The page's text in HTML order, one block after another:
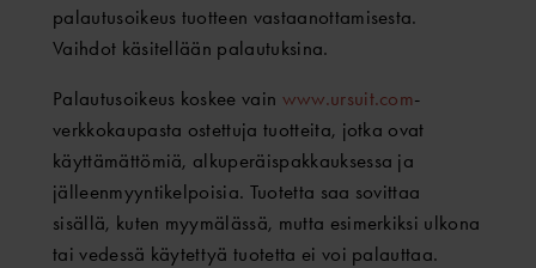
palautusoikeus tuotteen vastaanottamisesta.
Vaihdot käsitellään palautuksina.
Palautusoikeus koskee vain www.ursuit.com-
verkkokaupasta ostettuja tuotteita, jotka ovat
käyttämättömiä, alkuperäispakkauksessa ja
jälleenmyyntikelpoisia. Tuotetta saa sovittaa
sisällä, kuten myymälässä, mutta esimerkiksi ulkona
tai vedessä käytettyä tuotetta ei voi palauttaa.